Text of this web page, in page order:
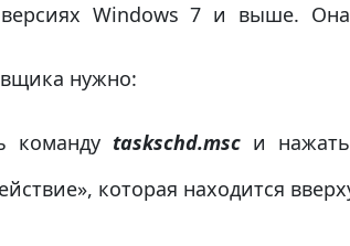
Windows 7 и выше.
нужно:
команду taskschd.mscи нажать
которая находится